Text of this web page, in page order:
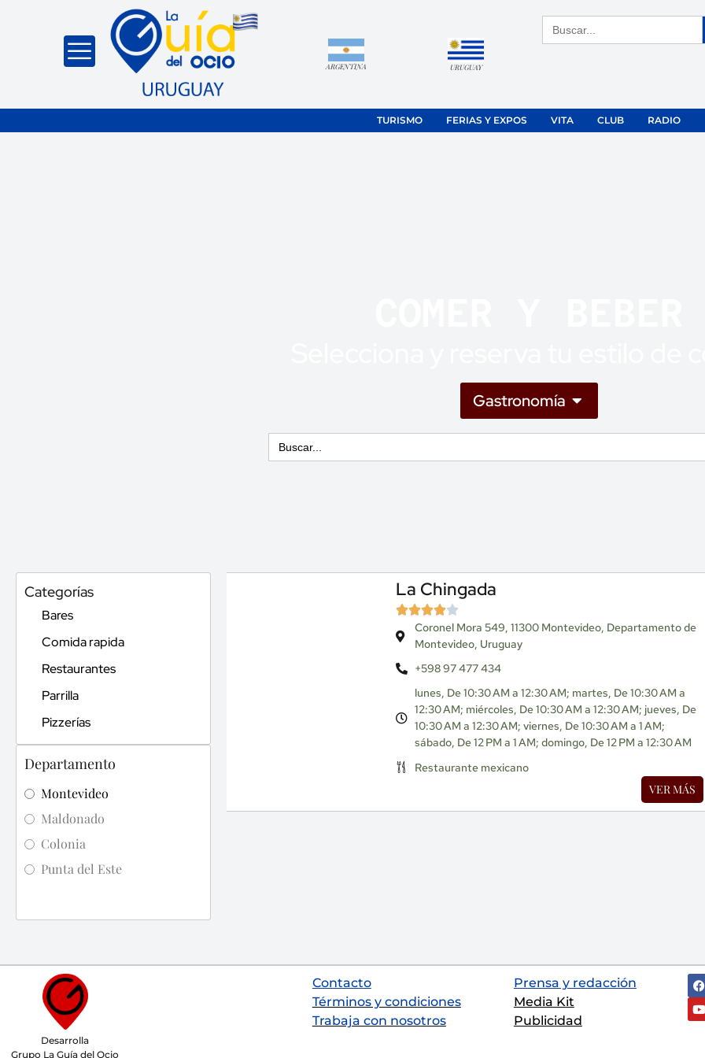
ARGENTINA URUGUAY
Buscar:
TURISMO FERIAS Y EXPOS VITA CLUB RADIO
Gastronomía
Buscar:
Categorías
Bares
Comida rapida
Restaurantes
Parrilla
Pizzerías
Departamento
Montevideo
Maldonado
Colonia
Punta del Este
La Chingada
Coronel Mora 549, 11300 Montevideo, Departamento de
Montevideo, Uruguay
+598 97 477 434
lunes, De 10:30 AM a 12:30 AM; martes, De 10:30 AM a
12:30 AM; miércoles, De 10:30 AM a 12:30 AM; jueves, De
10:30 AM a 12:30 AM; viernes, De 10:30 AM a 1 AM;
sábado, De 12 PM a 1 AM; domingo, De 12 PM a 12:30 AM
Restaurante mexicano
VER MÁS
Desarrolla
Grupo La Guía del Ocio
Contacto
Términos y condiciones
Trabaja con nosotros
Prensa y redacción
Media Kit
Publicidad